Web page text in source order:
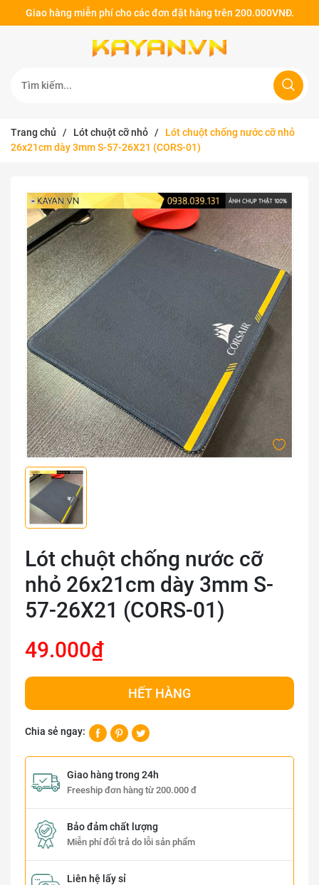
Giao hàng miễn phí cho các đơn đặt hàng trên 200.000VNĐ.
Trang chủ / Lót chuột cỡ nhỏ /
Lót chuột chống nước cỡ nhỏ
26x21cm dày 3mm S-57-26X21 (CORS-01)
Lót chuột chống nước cỡ
nhỏ 26x21cm dày 3mm S-
57-26X21 (CORS-01)
49.000₫
HẾT HÀNG
Chia sẻ ngay:
Giao hàng trong 24h
Freeship đơn hàng từ 200.000 đ
Bảo đảm chất lượng
Miễn phí đổi trả do lỗi sản phẩm
Liên hệ lấy sỉ